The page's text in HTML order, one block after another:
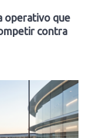
operativo que
contra